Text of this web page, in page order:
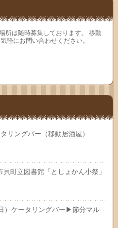
所は随時募集しております。 移動
軽にお問い合わせください。
リングバー（移動居酒屋）
町立図書館「としょかん小祭」
）ケータリングバー▶節分マル